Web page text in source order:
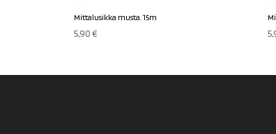
Mittalusikka musta. 15m
5,90€